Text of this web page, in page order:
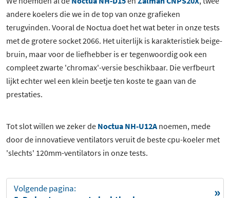
andere koelers die we in de top van onze grafieken
terugvinden. Vooral de Noctua doet het wat beter in onze tests
met de grotere socket 2066. Het uiterlijk is karakteristiek beige-
bruin, maar voor de liefhebber is er tegenwoordig ook een
compleet zwarte 'chromax'-versie beschikbaar. Die verfbeurt
lijkt echter wel een klein beetje ten koste te gaan van de
prestaties.
Tot slot willen we zeker de Noctua NH-U12A noemen, mede
door de innovatieve ventilators veruit de beste cpu-koeler met
'slechts' 120mm-ventilators in onze tests.
Volgende pagina: